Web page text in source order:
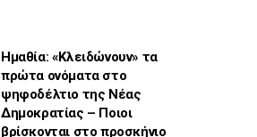
Ημαθία: «Κλειδώνουν» τα
πρώτα ονόματα στο
ψηφοδέλτιο της Νέας
Δημοκρατίας – Ποιοι
βρίσκονται στο προσκήνιο